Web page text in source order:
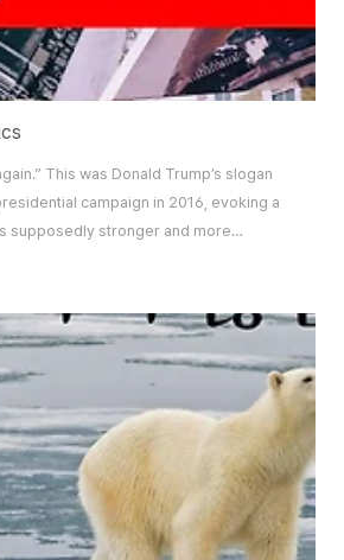
This was Donald Trump’s slogan
campaign in 2016, evoking a
supposedly stronger and more
his supporters disagree on when
the strategy of evoking nostalgia from
at a presidential..